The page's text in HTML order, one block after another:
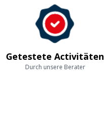
Getestete Activitäten
Durch unsere Berater